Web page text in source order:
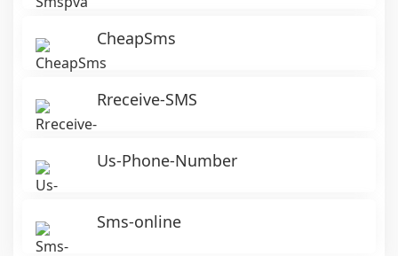
CheapSms
Rreceive-SMS
Us-Phone-Number
Sms-online